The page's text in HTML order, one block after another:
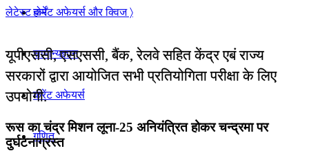
होम
सामान्यज्ञान
करेंट अफेयर्स
गणित
लेटेस्ट कर्रेंट अफेयर्स और क्विज 〉
यूपीएससी, एसएससी, बैंक, रेलवे सहित केंद्र एबं राज्य
सरकारों द्वारा आयोजित सभी प्रतियोगिता परीक्षा के लिए
उपयोगी.
रूस का चंद्र मिशन लूना-25 अनियंत्रित होकर चन्द्रमा पर
दुर्घटनाग्रस्‍त